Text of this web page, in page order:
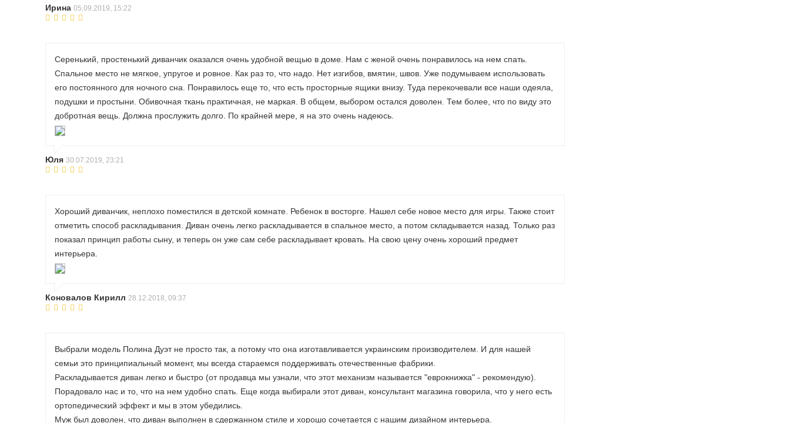
Ирина 05.09.2019, 15:22
Серенький, простенький диванчик оказался очень удобной вещью в доме. Нам с женой очень понравилось на нем спать.
Спальное место не мягкое, упругое и ровное. Как раз то, что надо. Нет изгибов, вмятин, швов. Уже подумываем использовать
его постоянного для ночного сна. Понравилось еще то, что есть просторные ящики внизу. Туда перекочевали все наши одеяла,
подушки и простыни. Обивочная ткань практичная, не маркая. В общем, выбором остался доволен. Тем более, что по виду это
добротная вещь. Должна прослужить долго. По крайней мере, я на это очень надеюсь.
Юля 30.07.2019, 23:21
Хороший диванчик, неплохо поместился в детской комнате. Ребенок в восторге. Нашел себе новое место для игры. Также стоит
отметить способ раскладывания. Диван очень легко раскладывается в спальное место, а потом складывается назад. Только раз
показал принцип работы сыну, и теперь он уже сам себе раскладывает кровать. На свою цену очень хороший предмет
интерьера.
Коновалов Кирилл 28.12.2018, 09:37
Выбрали модель Полина Дуэт не просто так, а потому что она изготавливается украинским производителем. И для нашей
семьи это принципиальный момент, мы всегда стараемся поддерживать отечественные фабрики.
Раскладывается диван легко и быстро (от продавца мы узнали, что этот механизм называется "еврокнижка" - рекомендую).
Порадовало нас и то, что на нем удобно спать. Еще когда выбирали этот диван, консультант магазина говорила, что у него есть
ортопедический эффект и мы в этом убедились.
Муж был доволен, что диван выполнен в сдержанном стиле и хорошо сочетается с нашим дизайном интерьера.